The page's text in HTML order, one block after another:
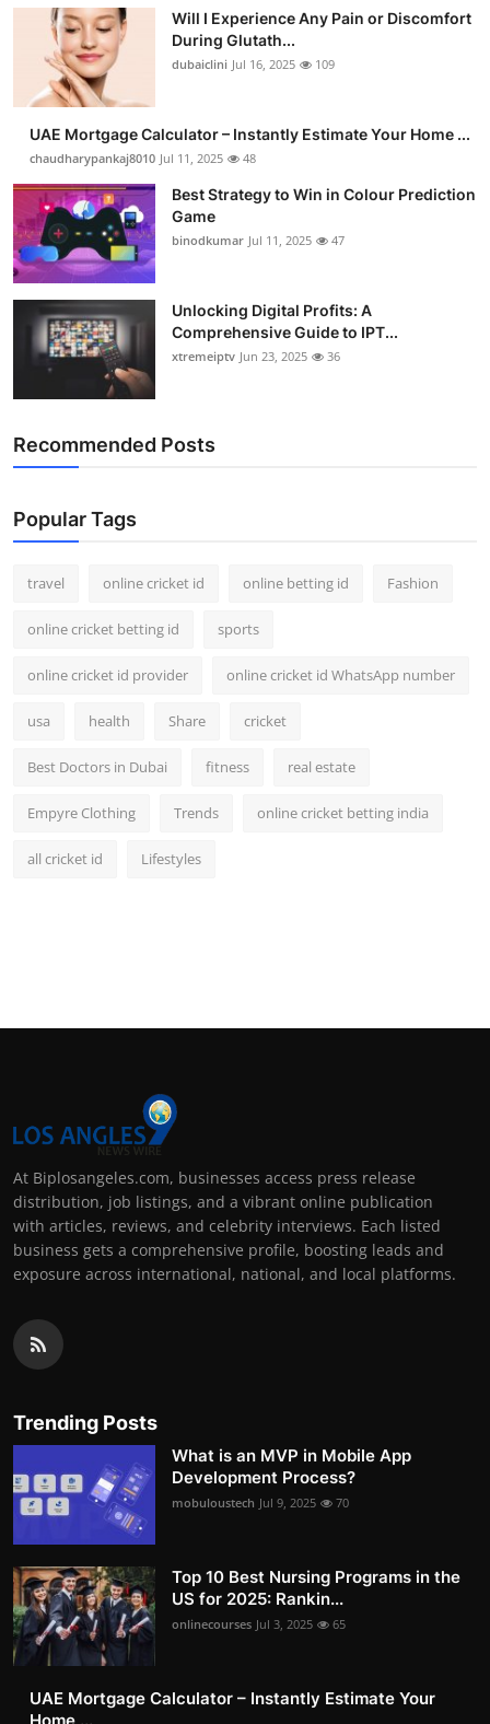
Will I Experience Any Pain or Discomfort
During Glutath...
dubaiclini Jul 16, 2025 109
UAE Mortgage Calculator – Instantly Estimate Your Home ...
chaudharypankaj8010 Jul 11, 2025 48
Best Strategy to Win in Colour Prediction
Game
binodkumar Jul 11, 2025 47
Unlocking Digital Profits: A
Comprehensive Guide to IPT...
xtremeiptv Jun 23, 2025 36
Recommended Posts
Popular Tags
travel online cricket id online betting id Fashion
online cricket betting id sports
online cricket id provider online cricket id WhatsApp number
usa health Share cricket
Best Doctors in Dubai fitness real estate
Empyre Clothing Trends online cricket betting india
all cricket id Lifestyles
At Biplosangeles.com, businesses access press release
distribution, job listings, and a vibrant online publication
with articles, reviews, and celebrity interviews. Each listed
business gets a comprehensive profile, boosting leads and
exposure across international, national, and local platforms.
Trending Posts
What is an MVP in Mobile App
Development Process?
mobuloustech Jul 9, 2025 70
Top 10 Best Nursing Programs in the
US for 2025: Rankin...
onlinecourses Jul 3, 2025 65
UAE Mortgage Calculator – Instantly Estimate Your